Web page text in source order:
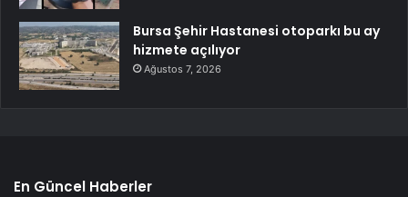
Bursa Şehir Hastanesi otoparkı bu ay
hizmete açılıyor
Ağustos 7, 2026
En Güncel Haberler